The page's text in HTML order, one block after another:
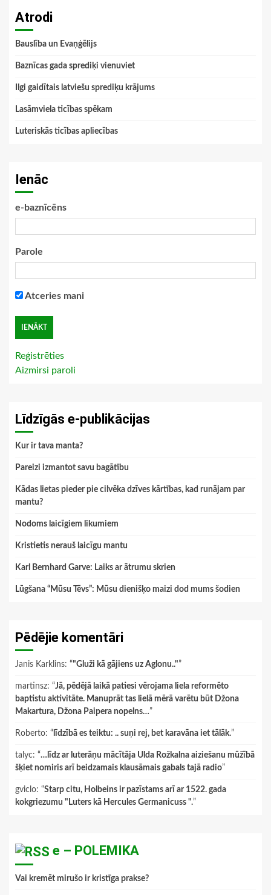
Atrodi
Bauslība un Evaņģēlijs
Baznīcas gada sprediķi vienuviet
Ilgi gaidītais latviešu sprediķu krājums
Lasāmviela ticības spēkam
Luteriskās ticības apliecības
Ienāc
e-baznīcēns
Parole
Atceries mani
Reģistrēties
Aizmirsi paroli
Līdzīgās e-publikācijas
Kur ir tava manta?
Pareizi izmantot savu bagātību
Kādas lietas pieder pie cilvēka dzīves kārtības, kad runājam par
mantu?
Nodoms laicīgiem likumiem
Kristietis nerauš laicīgu mantu
Karl Bernhard Garve: Laiks ar ātrumu skrien
Lūgšana “Mūsu Tēvs”: Mūsu dienišķo maizi dod mums šodien
Pēdējie komentāri
Janis Karklins: “"Gluži kā gājiens uz Aglonu.."”
martinsz: “Jā, pēdējā laikā patiesi vērojama liela reformēto
baptistu aktivitāte. Manuprāt tas lielā mērā varētu būt Džona
Makartura, Džona Paipera nopelns…”
Roberto: “ līdzībā es teiktu: .. suņi rej, bet karavāna iet tālāk.”
talyc: “…līdz ar luterāņu mācītāja Ulda Rožkalna aiziešanu mūžībā
šķiet nomiris arī beidzamais klausāmais gabals tajā radio”
gviclo: “Starp citu, Holbeins ir pazīstams arī ar 1522. gada
kokgriezumu "Luters kā Hercules Germanicuss ".”
e – POLEMIKA
Vai kremēt mirušo ir kristīga prakse?